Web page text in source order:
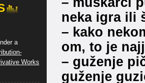
neka igra ili
– kako
om, to je
– guženje
guženje
a
Works